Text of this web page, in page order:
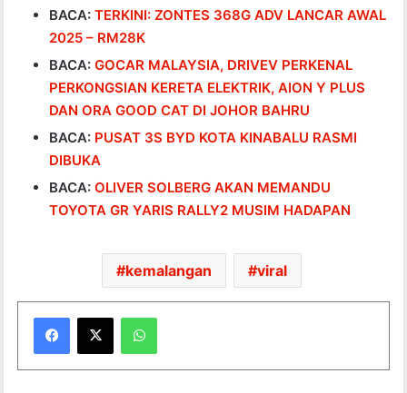
BACA:TERKINI: ZONTES 368G ADV LANCAR AWAL
2025 – RM28K
BACA:GOCAR MALAYSIA, DRIVEV PERKENAL
PERKONGSIAN KERETA ELEKTRIK, AION Y PLUS
DAN ORA GOOD CAT DI JOHOR BAHRU
BACA: PUSAT 3S BYD KOTA KINABALU RASMI
DIBUKA
BACA:OLIVER SOLBERG AKAN MEMANDU
TOYOTA GR YARIS RALLY2 MUSIM HADAPAN
kemalangan viral
WhatsApp